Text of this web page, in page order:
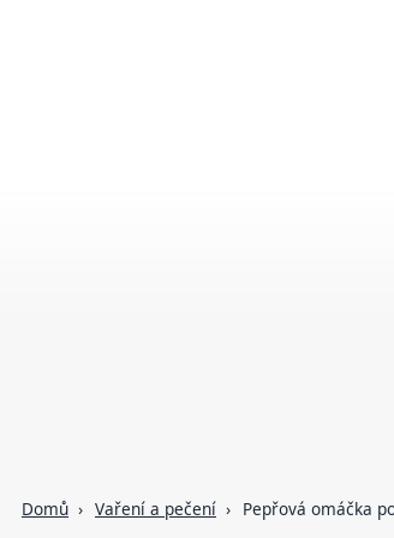
Domů Vaření a pečení Pepřová omáčka